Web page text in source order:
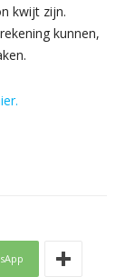
kwijt zijn.
kunnen,